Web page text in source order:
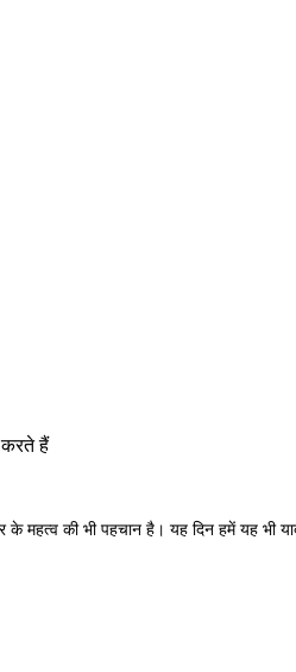
करते हैं
के महत्व की भी पहचान है। यह दिन हमें यह भी